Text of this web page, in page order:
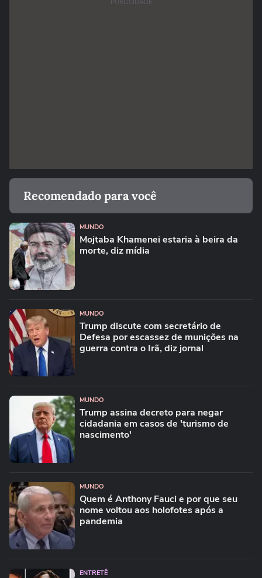
PUBLICIDADE
Recomendado para você
MUNDO
Mojtaba Khamenei estaria à beira da
morte, diz mídia
MUNDO
Trump discute com secretário de
Defesa por escassez de munições na
guerra contra o Irã, diz jornal
MUNDO
Trump assina decreto para negar
cidadania em casos de 'turismo de
nascimento'
MUNDO
Quem é Anthony Fauci e por que seu
nome voltou aos holofotes após a
pandemia
ENTRETÊ